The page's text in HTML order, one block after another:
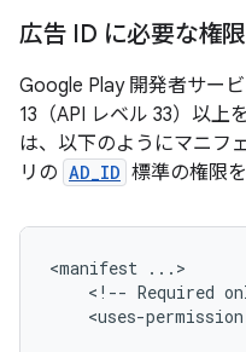
広告 ID に必要な権限
Google Play 開発者サー
13（API レベル 33）以上
は、以下のようにマニフ
リの AD_ID 標準の権限
<manifest
<!-- Required
<uses-permission